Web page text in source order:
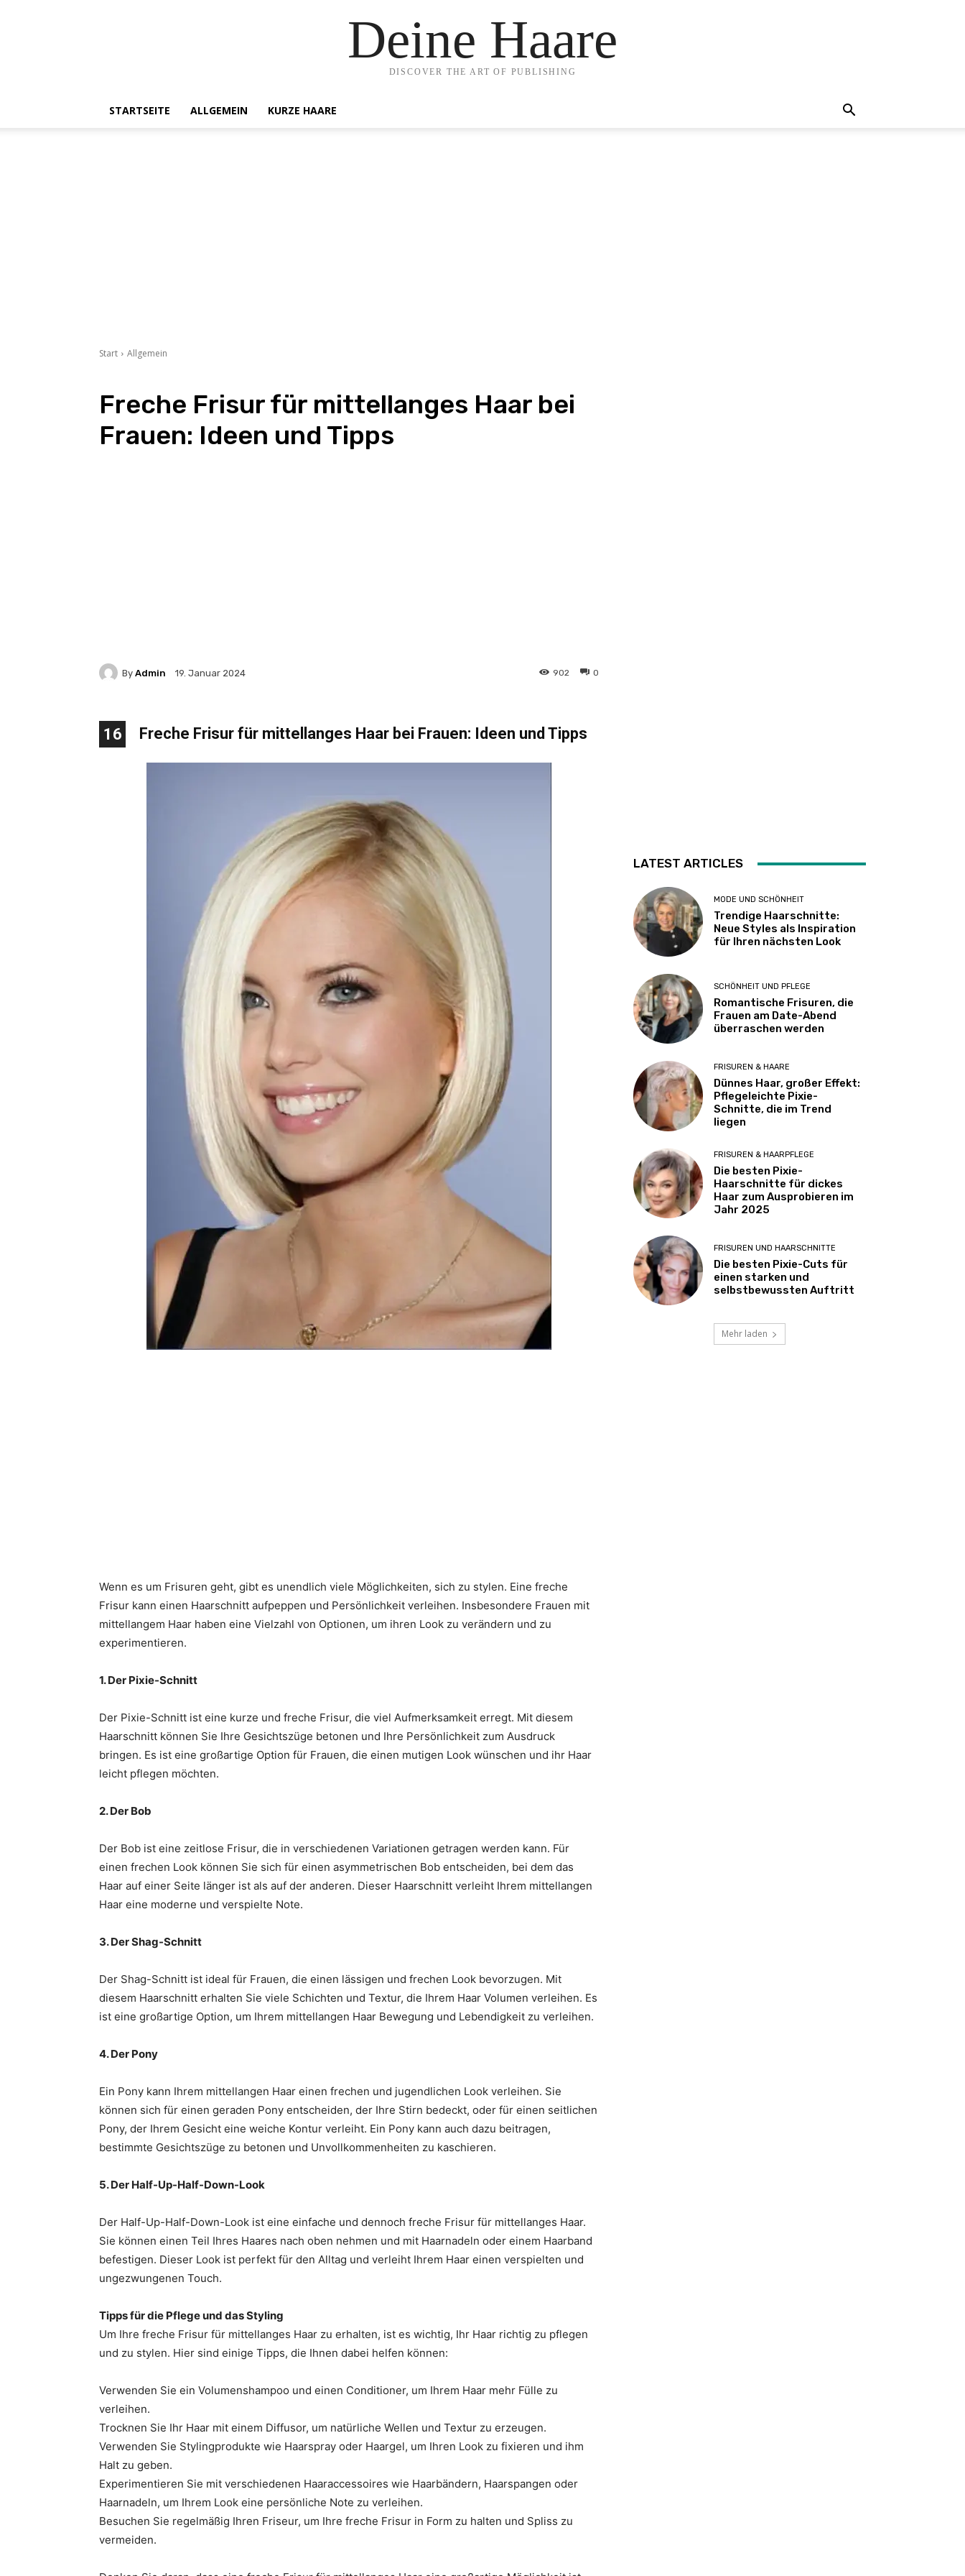
Deine Haare
DISCOVER THE ART OF PUBLISHING
STARTSEITE ALLGEMEIN KURZE HAARE
Start Allgemein
Freche Frisur für mittellanges Haar bei
Frauen: Ideen und Tipps
By Admin 19. Januar 2024 0
902
16 Freche Frisur für mittellanges Haar bei Frauen: Ideen und Tipps
Wenn es um Frisuren geht, gibt es unendlich viele Möglichkeiten, sich zu stylen. Eine freche
Frisur kann einen Haarschnitt aufpeppen und Persönlichkeit verleihen. Insbesondere Frauen mit
mittellangem Haar haben eine Vielzahl von Optionen, um ihren Look zu verändern und zu
experimentieren.
1. Der Pixie-Schnitt
Der Pixie-Schnitt ist eine kurze und freche Frisur, die viel Aufmerksamkeit erregt. Mit diesem
Haarschnitt können Sie Ihre Gesichtszüge betonen und Ihre Persönlichkeit zum Ausdruck
bringen. Es ist eine großartige Option für Frauen, die einen mutigen Look wünschen und ihr Haar
leicht pflegen möchten.
2. Der Bob
Der Bob ist eine zeitlose Frisur, die in verschiedenen Variationen getragen werden kann. Für
einen frechen Look können Sie sich für einen asymmetrischen Bob entscheiden, bei dem das
Haar auf einer Seite länger ist als auf der anderen. Dieser Haarschnitt verleiht Ihrem mittellangen
Haar eine moderne und verspielte Note.
3. Der Shag-Schnitt
Der Shag-Schnitt ist ideal für Frauen, die einen lässigen und frechen Look bevorzugen. Mit
diesem Haarschnitt erhalten Sie viele Schichten und Textur, die Ihrem Haar Volumen verleihen. Es
ist eine großartige Option, um Ihrem mittellangen Haar Bewegung und Lebendigkeit zu verleihen.
4. Der Pony
Ein Pony kann Ihrem mittellangen Haar einen frechen und jugendlichen Look verleihen. Sie
können sich für einen geraden Pony entscheiden, der Ihre Stirn bedeckt, oder für einen seitlichen
Pony, der Ihrem Gesicht eine weiche Kontur verleiht. Ein Pony kann auch dazu beitragen,
bestimmte Gesichtszüge zu betonen und Unvollkommenheiten zu kaschieren.
5. Der Half-Up-Half-Down-Look
Der Half-Up-Half-Down-Look ist eine einfache und dennoch freche Frisur für mittellanges Haar.
Sie können einen Teil Ihres Haares nach oben nehmen und mit Haarnadeln oder einem Haarband
befestigen. Dieser Look ist perfekt für den Alltag und verleiht Ihrem Haar einen verspielten und
ungezwungenen Touch.
Tipps für die Pflege und das Styling
Um Ihre freche Frisur für mittellanges Haar zu erhalten, ist es wichtig, Ihr Haar richtig zu pflegen
und zu stylen. Hier sind einige Tipps, die Ihnen dabei helfen können:
Verwenden Sie ein Volumenshampoo und einen Conditioner, um Ihrem Haar mehr Fülle zu
verleihen.
Trocknen Sie Ihr Haar mit einem Diffusor, um natürliche Wellen und Textur zu erzeugen.
Verwenden Sie Stylingprodukte wie Haarspray oder Haargel, um Ihren Look zu fixieren und ihm
Halt zu geben.
Experimentieren Sie mit verschiedenen Haaraccessoires wie Haarbändern, Haarspangen oder
Haarnadeln, um Ihrem Look eine persönliche Note zu verleihen.
Besuchen Sie regelmäßig Ihren Friseur, um Ihre freche Frisur in Form zu halten und Spliss zu
vermeiden.
LATEST ARTICLES
MODE UND SCHÖNHEIT
Trendige Haarschnitte:
Neue Styles als Inspiration
für Ihren nächsten Look
SCHÖNHEIT UND PFLEGE
Romantische Frisuren, die
Frauen am Date-Abend
überraschen werden
FRISUREN & HAARE
Dünnes Haar, großer Effekt:
Pflegeleichte Pixie-
Schnitte, die im Trend
liegen
FRISUREN & HAARPFLEGE
Die besten Pixie-
Haarschnitte für dickes
Haar zum Ausprobieren im
Jahr 2025
FRISUREN UND HAARSCHNITTE
Die besten Pixie-Cuts für
einen starken und
selbstbewussten Auftritt
Mehr laden